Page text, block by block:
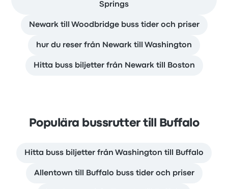
Springs
Newark till Woodbridge buss tider och priser
hur du reser från Newark till Washington
Hitta buss biljetter från Newark till Boston
Populära bussrutter till Buffalo
Hitta buss biljetter från Washington till Buffalo
Allentown till Buffalo buss tider och priser